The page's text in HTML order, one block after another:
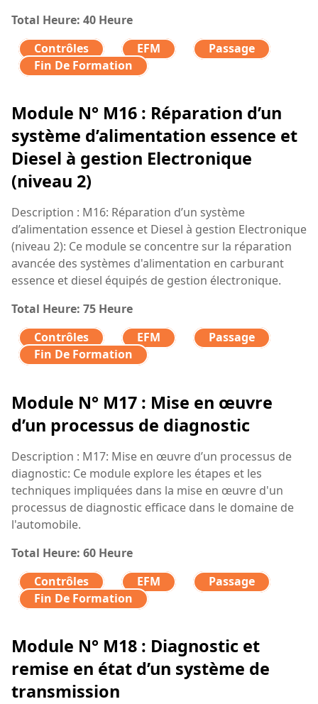
Total Heure: 40 Heure
Contrôles
EFM
Passage
Fin De Formation
Module N° M16 : Réparation d’un
système d’alimentation essence et
Diesel à gestion Electronique
(niveau 2)
Description : M16: Réparation d’un système
d’alimentation essence et Diesel à gestion Electronique
(niveau 2): Ce module se concentre sur la réparation
avancée des systèmes d'alimentation en carburant
essence et diesel équipés de gestion électronique.
Total Heure: 75 Heure
Contrôles
EFM
Passage
Fin De Formation
Module N° M17 : Mise en œuvre
d’un processus de diagnostic
Description : M17: Mise en œuvre d’un processus de
diagnostic: Ce module explore les étapes et les
techniques impliquées dans la mise en œuvre d'un
processus de diagnostic efficace dans le domaine de
l'automobile.
Total Heure: 60 Heure
Contrôles
EFM
Passage
Fin De Formation
Module N° M18 : Diagnostic et
remise en état d’un système de
transmission